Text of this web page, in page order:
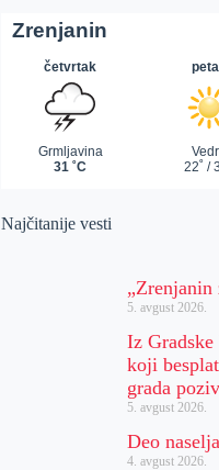
Najčitanije vesti
„Zrenjanin
5. avgust 2026.
Iz
koji
grada
5. avgust 2026.
Deo
4. avgust 2026.